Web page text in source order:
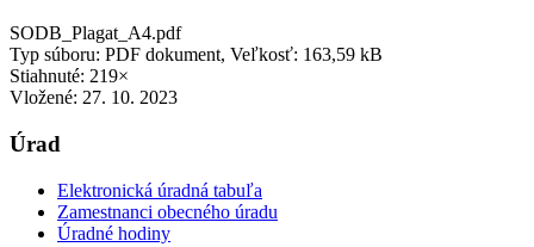
SODB_Plagat_A4.pdf
Typ súboru: PDF dokument, Veľkosť: 163,59 kB
Stiahnuté: 219×
Vložené: 27. 10. 2023
Úrad
Elektronická úradná tabuľa
Zamestnanci obecného úradu
Úradné hodiny